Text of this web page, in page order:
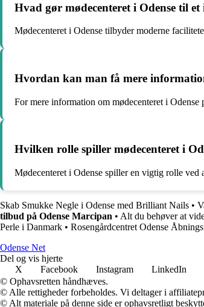
Hvad gør mødecenteret i Odense til
Mødecenteret i Odense tilbyder moderne
Hvordan kan man få mere
For mere information om mødecenteret i
Hvilken rolle spiller mødecenteret i
Mødecenteret i Odense spiller en vigtig rolle
Skab Smukke Negle i Odense med Brilliant Nails •
tilbud på Odense Marcipan • Alt du behøver at
Perle i Danmark • Rosengårdcentret Odense
Odense Net
Del og vis hjerte
X
Facebook Instagram LinkedIn
© Ophavsretten håndhæves.
© Alle rettigheder forbeholdes. Vi deltager i
© Alt materiale på denne side er ophavsretligt